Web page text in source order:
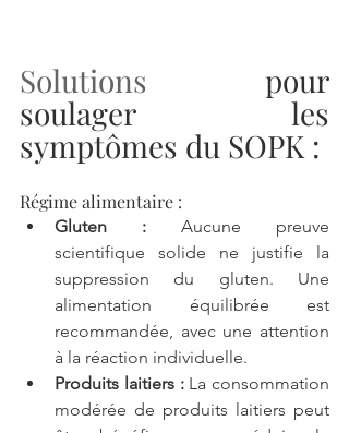
Solutions pour
soulager les
symptômes du SOPK :
Régime alimentaire :
Gluten : Aucune preuve
scientifique solide ne justifie la
suppression du gluten. Une
alimentation équilibrée est
recommandée, avec une attention
à la réaction individuelle.
Produits laitiers : La consommation
modérée de produits laitiers peut